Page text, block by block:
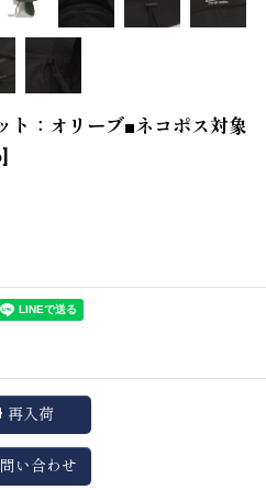
ト：オリーブ■ネコポス対象
]
再入荷
い合わせ